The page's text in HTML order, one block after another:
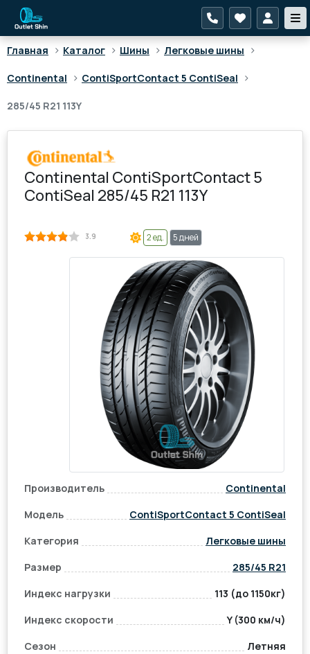
Главная > Каталог > Шины > Легковые шины >
Continental > ContiSportContact 5 ContiSeal >
285/45 R21 113Y
Continental ContiSportContact 5
ContiSeal 285/45 R21 113Y
3.9 2 ед. 5 дней
Производитель
Continental
Модель
ContiSportContact 5 ContiSeal
Категория
Легковые шины
Размер
285/45 R21
Индекс нагрузки
113 (до 1150кг)
Индекс скорости
Y (300 км/ч)
Сезон
Летняя